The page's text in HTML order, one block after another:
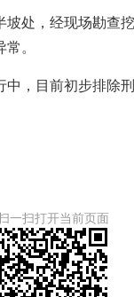
处，经现场勘查
。
，目前初步排除
一扫打开当前页面